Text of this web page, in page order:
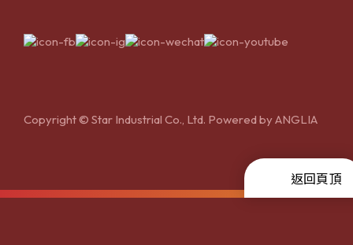
Copyright © Star Industrial Co., Ltd. Powered byANGLIA
返回頁頂